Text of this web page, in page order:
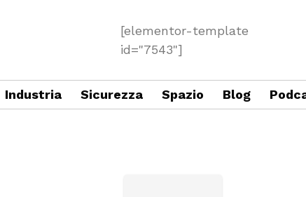
[elementor-template
id="7543"]
Industria Sicurezza Spazio Blog